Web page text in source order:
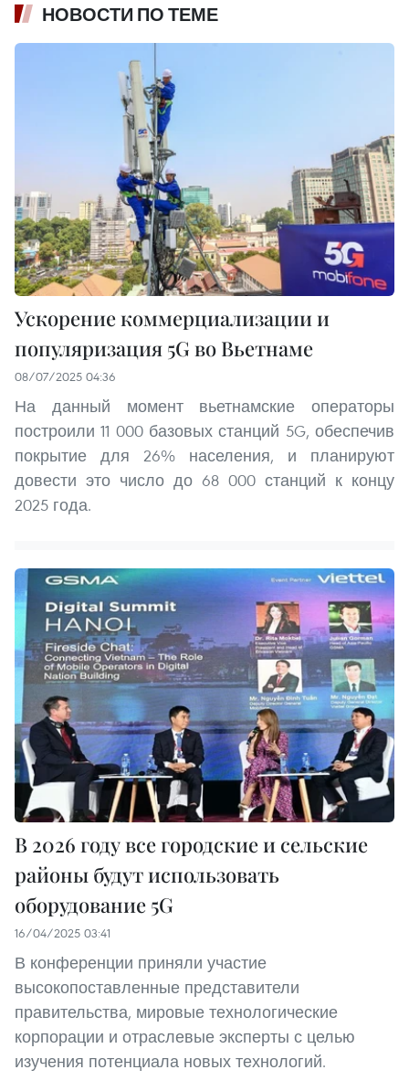
НОВОСТИ ПО ТЕМЕ
Ускорение коммерциализации и
популяризация 5G во Вьетнаме
08/07/2025 04:36
На данный момент вьетнамские операторы
построили 11 000 базовых станций 5G, обеспечив
покрытие для 26% населения, и планируют
довести это число до 68 000 станций к концу
2025 года.
В 2026 году все городские и сельские
районы будут использовать
оборудование 5G
16/04/2025 03:41
В конференции приняли участие
высокопоставленные представители
правительства, мировые технологические
корпорации и отраслевые эксперты с целью
изучения потенциала новых технологий.